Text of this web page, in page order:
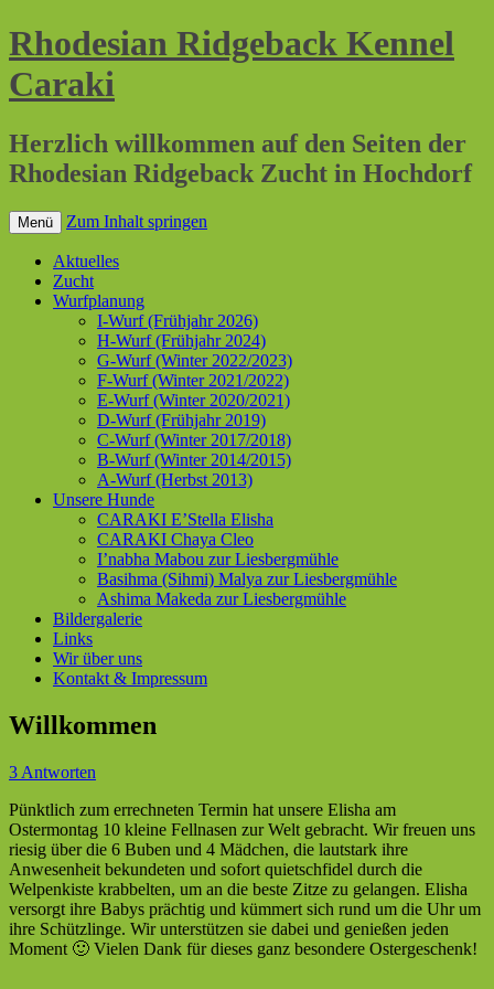
Rhodesian Ridgeback Kennel
Caraki
Herzlich willkommen auf den Seiten der
Rhodesian Ridgeback Zucht in Hochdorf
Menü Zum Inhalt springen
Aktuelles
Zucht
Wurfplanung
I-Wurf (Frühjahr 2026)
H-Wurf (Frühjahr 2024)
G-Wurf (Winter 2022/2023)
F-Wurf (Winter 2021/2022)
E-Wurf (Winter 2020/2021)
D-Wurf (Frühjahr 2019)
C-Wurf (Winter 2017/2018)
B-Wurf (Winter 2014/2015)
A-Wurf (Herbst 2013)
Unsere Hunde
CARAKI E’Stella Elisha
CARAKI Chaya Cleo
I’nabha Mabou zur Liesbergmühle
Basihma (Sihmi) Malya zur Liesbergmühle
Ashima Makeda zur Liesbergmühle
Bildergalerie
Links
Wir über uns
Kontakt & Impressum
Willkommen
3 Antworten
Pünktlich zum errechneten Termin hat unsere Elisha am
Ostermontag 10 kleine Fellnasen zur Welt gebracht. Wir freuen uns
riesig über die 6 Buben und 4 Mädchen, die lautstark ihre
Anwesenheit bekundeten und sofort quietschfidel durch die
Welpenkiste krabbelten, um an die beste Zitze zu gelangen. Elisha
versorgt ihre Babys prächtig und kümmert sich rund um die Uhr um
ihre Schützlinge. Wir unterstützen sie dabei und genießen jeden
Moment 🙂 Vielen Dank für dieses ganz besondere Ostergeschenk!